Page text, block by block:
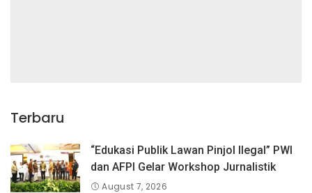
Terbaru
“Edukasi Publik Lawan Pinjol Ilegal” PWI
dan AFPI Gelar Workshop Jurnalistik
August 7, 2026